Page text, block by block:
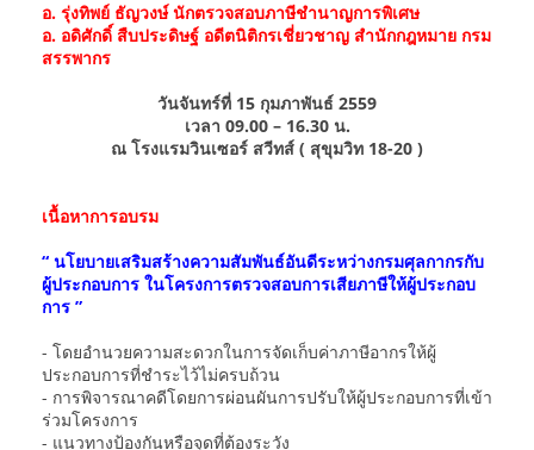
อ. รุ่งทิพย์ ธัญวงษ์ นักตรวจสอบภาษีชำนาญการพิเศษ
อ. อดิศักดิ์ สืบประดิษฐ์ อดีตนิติกรเชี่ยวชาญ สำนักกฎหมาย กรม
สรรพากร
วันจันทร์ที่ 15 กุมภาพันธ์ 2559
เวลา 09.00 – 16.30 น.
ณ โรงแรมวินเซอร์ สวีทส์ ( สุขุมวิท 18-20 )
เนื้อหาการอบรม
“ นโยบายเสริมสร้างความสัมพันธ์อันดีระหว่างกรมศุลกากรกับ
ผู้ประกอบการ ในโครงการตรวจสอบการเสียภาษีให้ผู้ประกอบ
การ ”
- โดยอำนวยความสะดวกในการจัดเก็บค่าภาษีอากรให้ผู้
ประกอบการที่ชำระไว้ไม่ครบถ้วน
- การพิจารณาคดีโดยการผ่อนผันการปรับให้ผู้ประกอบการที่เข้า
ร่วมโครงการ
- แนวทางป้องกันหรือจุดที่ต้องระวัง